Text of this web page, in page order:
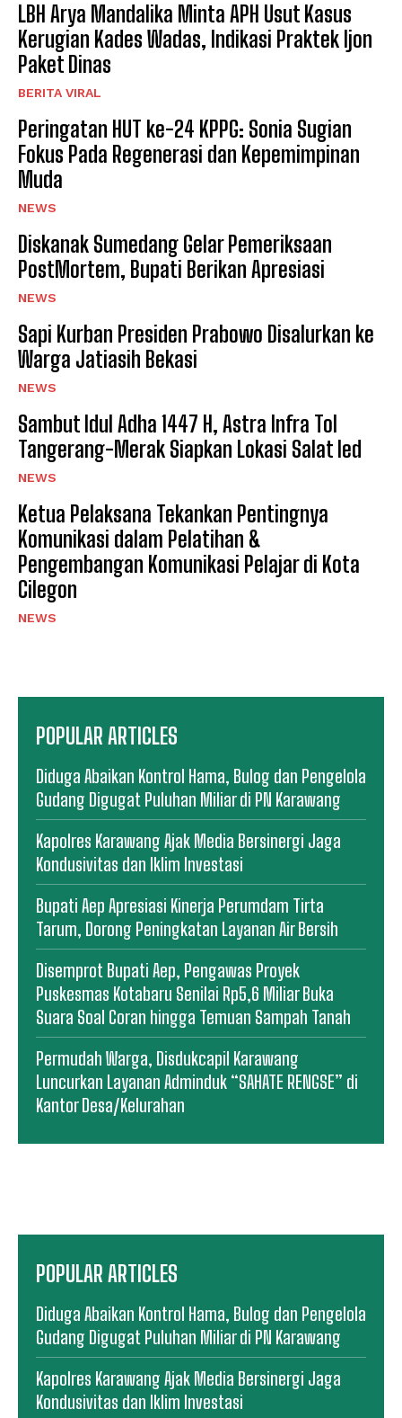
LBH Arya Mandalika Minta APH Usut Kasus
Kerugian Kades Wadas, Indikasi Praktek Ijon
Paket Dinas
BERITA VIRAL
Peringatan HUT ke-24 KPPG: Sonia Sugian
Fokus Pada Regenerasi dan Kepemimpinan
Muda
NEWS
Diskanak Sumedang Gelar Pemeriksaan
PostMortem, Bupati Berikan Apresiasi
NEWS
Sapi Kurban Presiden Prabowo Disalurkan ke
Warga Jatiasih Bekasi
NEWS
‎Sambut Idul Adha 1447 H, Astra Infra Tol
Tangerang-Merak Siapkan Lokasi Salat Ied
NEWS
Ketua Pelaksana Tekankan Pentingnya
Komunikasi dalam Pelatihan &
Pengembangan Komunikasi Pelajar di Kota
Cilegon
NEWS
POPULAR ARTICLES
Diduga Abaikan Kontrol Hama, Bulog dan Pengelola
Gudang Digugat Puluhan Miliar di PN Karawang
Kapolres Karawang Ajak Media Bersinergi Jaga
Kondusivitas dan Iklim Investasi
Bupati Aep Apresiasi Kinerja Perumdam Tirta
Tarum, Dorong Peningkatan Layanan Air Bersih
Disemprot Bupati Aep, Pengawas Proyek
Puskesmas Kotabaru Senilai Rp5,6 Miliar Buka
Suara Soal Coran hingga Temuan Sampah Tanah
Permudah Warga, Disdukcapil Karawang
Luncurkan Layanan Adminduk “SAHATE RENGSE” di
Kantor Desa/Kelurahan
POPULAR ARTICLES
Diduga Abaikan Kontrol Hama, Bulog dan Pengelola
Gudang Digugat Puluhan Miliar di PN Karawang
Kapolres Karawang Ajak Media Bersinergi Jaga
Kondusivitas dan Iklim Investasi